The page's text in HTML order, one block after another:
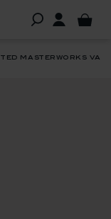
masterworks